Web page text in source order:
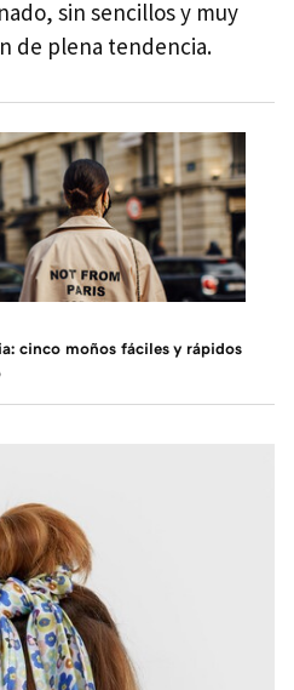
sin sencillos y muy
de plena tendencia.
cinco moños fáciles y rápidos